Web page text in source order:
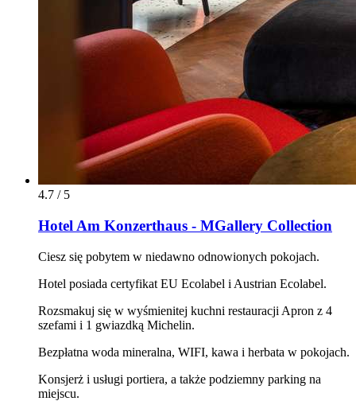
4.7 / 5
Hotel Am Konzerthaus - MGallery Collection
Ciesz się pobytem w niedawno odnowionych pokojach.
Hotel posiada certyfikat EU Ecolabel i Austrian Ecolabel.
Rozsmakuj się w wyśmienitej kuchni restauracji Apron z 4
szefami i 1 gwiazdką Michelin.
Bezpłatna woda mineralna, WIFI, kawa i herbata w pokojach.
Konsjerż i usługi portiera, a także podziemny parking na
miejscu.